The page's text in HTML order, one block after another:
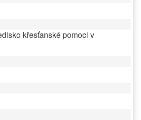
křesťanské pomoci v